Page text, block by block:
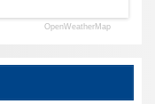
OpenWeatherMap